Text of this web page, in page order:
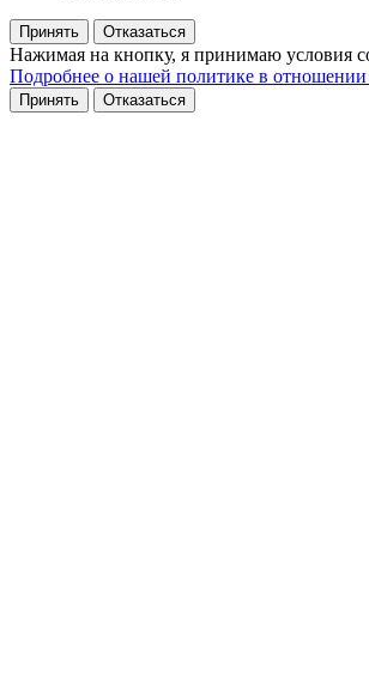
Принять Отказаться
Нажимая на кнопку, я принимаю условия
Подробнее о нашей политике в
Принять Отказаться